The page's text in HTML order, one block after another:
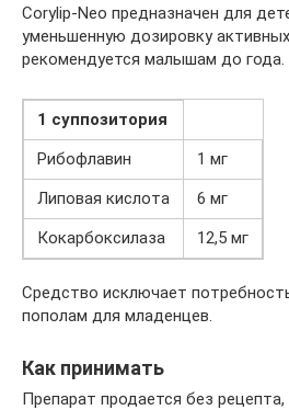
Corylip-Neo предназначен для
уменьшенную дозировку
рекомендуется малышам до года.
1 суппозитория
Рибофлавин
1 мг
Липовая кислота
6 мг
Кокарбоксилаза
12,5 мг
Средство исключает
пополам для младенцев.
Как принимать
Препарат продается без